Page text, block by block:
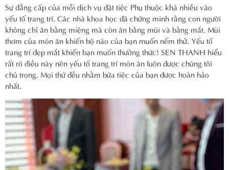
Sự đẳng cấp của mỗi dịch vụ đặt tiệc Phụ thuộc khá nhiều vào
yếu tố trang trí. Các nhà khoa học đã chứng minh rằng con người
không chỉ ăn bằng miệng mà còn ăn bằng mũi và bằng mắt. Mùi
thơm của món ăn khiến bộ não của bạn muốn nếm thử. Yếu tố
trang trí đẹp mắt khiến bạn muốn thưởng thức! SEN THANH hiểu
rất rõ điều này nên yếu tố trang trí món ăn luôn được chúng tôi
chú trọng. Mọi thứ đều nhằm bữa tiệc của bạn được hoàn hảo
nhất.